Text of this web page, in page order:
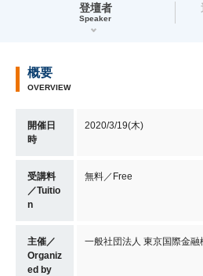
登壇者
Speaker
概要
OVERVIEW
開催日
時
2020/3/19(木)
受講料
／Tuitio
n
無料／Free
主催／
Organiz
ed by
一般社団法人 東京国際金融